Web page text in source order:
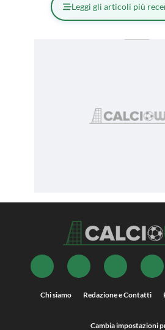
Leggi gli articoli più
Chi siamo Redazione e Contatti
Cambia impostazioni